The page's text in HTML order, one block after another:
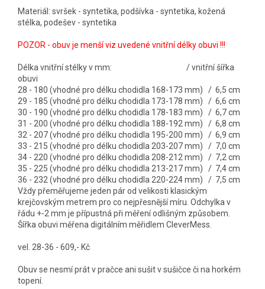
Materiál: svršek - syntetika, podšívka - syntetika, kožená
stélka, podešev - syntetika
POZOR - obuv je menší viz uvedené vnitřní délky obuvi !!!
Délka vnitřní stélky v mm: / vnitřní šířka
obuvi
28 - 180 (vhodné pro délku chodidla 168-173 mm) / 6,5 cm
29 - 185 (vhodné pro délku chodidla 173-178 mm) / 6,6 cm
30 - 190 (vhodné pro délku chodidla 178-183 mm) / 6,7 cm
31 - 200 (vhodné pro délku chodidla 188-192 mm) / 6,8 cm
32 - 207 (vhodné pro délku chodidla 195-200 mm) / 6,9 cm
33 - 215 (vhodné pro délku chodidla 203-207 mm) / 7,0 cm
34 - 220 (vhodné pro délku chodidla 208-212 mm) / 7,2 cm
35 - 225 (vhodné pro délku chodidla 213-217 mm) / 7,4 cm
36 - 232 (vhodné pro délku chodidla 220-224 mm) / 7,5 cm
Vždy přeměřujeme jeden pár od velikosti klasickým
krejčovským metrem pro co nejpřesnější míru. Odchylka v
řádu +-2 mm je přípustná při měření odlišným způsobem.
Šířka obuvi měřena digitálním měřidlem CleverMess.
vel. 28-36 - 609,- Kč
Obuv se nesmí prát v pračce ani sušit v sušičce či na horkém
topení.